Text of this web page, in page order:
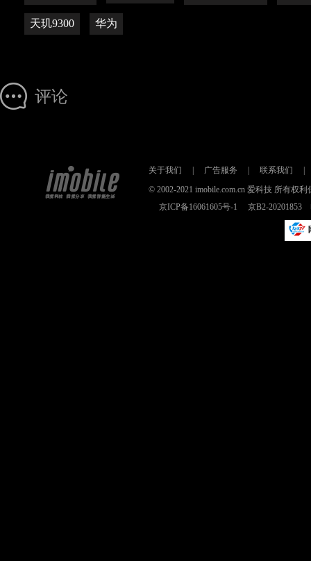
天玑9300 华为
评论
关于我们 广告服务 联系我们
© 2002-2021 imobile.com.cn 爱科技 所有权
京ICP备16061605号-1
京B2-20201853